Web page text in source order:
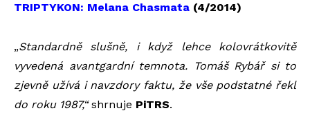
TRIPTYKON: Melana Chasmata (4/2014)
„Standardně slušně, i když lehce kolovrátkovitě
vyvedená avantgardní temnota. Tomáš Rybář si to
zjevně užívá i navzdory faktu, že vše podstatné řekl
do roku 1987,“shrnuje PiTRS.